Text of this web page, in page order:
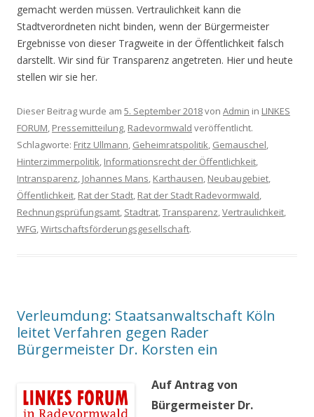
gemacht werden müssen. Vertraulichkeit kann die
Stadtverordneten nicht binden, wenn der Bürgermeister
Ergebnisse von dieser Tragweite in der Öffentlichkeit falsch
darstellt. Wir sind für Transparenz angetreten. Hier und heute
stellen wir sie her.
Dieser Beitrag wurde am 5. September 2018von Admin in LINKES
FORUM, Pressemitteilung, Radevormwald veröffentlicht.
Schlagworte: Fritz Ullmann, Geheimratspolitik, Gemauschel,
Hinterzimmerpolitik, Informationsrecht der Öffentlichkeit,
Intransparenz, Johannes Mans, Karthausen, Neubaugebiet,
Öffentlichkeit, Rat der Stadt, Rat der Stadt Radevormwald,
Rechnungsprüfungsamt, Stadtrat,Transparenz,Vertraulichkeit,
WFG,Wirtschaftsförderungsgesellschaft.
Verleumdung: Staatsanwaltschaft Köln
leitet Verfahren gegen Rader
Bürgermeister Dr. Korsten ein
Auf Antrag von
Bürgermeister Dr.